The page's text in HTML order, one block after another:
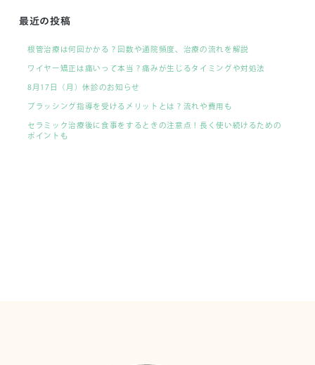
最近の投稿
根管治療は何回かかる？回数や通院頻度、治療の流れを解説
ワイヤー矯正は痛いって本当？痛みが生じるタイミングや対処法
8月17日（月）休診のお知らせ
ブラッシング指導を受けるメリットとは？流れや費用も
セラミック治療後に食事をするときの注意点！長く使い続けるための
ポイントも